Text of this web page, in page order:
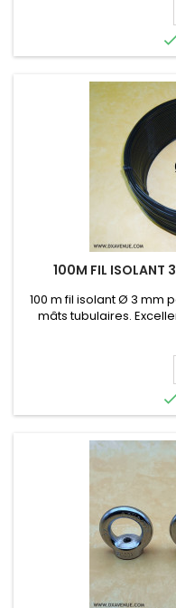
100M FIL ISOLANT
100 m fil isolant Ø 3 mm
mâts tubulaires.
climatiques (eau, soleil,
très bonne isolation